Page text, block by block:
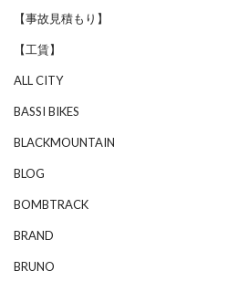
【事故見積もり】
【工賃】
ALL CITY
BASSI BIKES
BLACKMOUNTAIN
BLOG
BOMBTRACK
BRAND
BRUNO